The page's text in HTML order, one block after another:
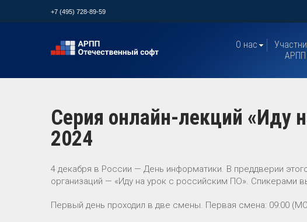
+7 (495) 728-89-59
О нас
АРПП
Серия онлайн-лекций «Иду
2024
4 декабря в России — День информатики. В преддверии
организаций — «Иду на урок с российским ПО». Спикерами
Первый день проходил в две смены. Первая смена: 09:00